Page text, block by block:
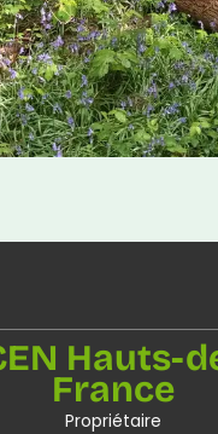
Hauts-
France
Propriétaire